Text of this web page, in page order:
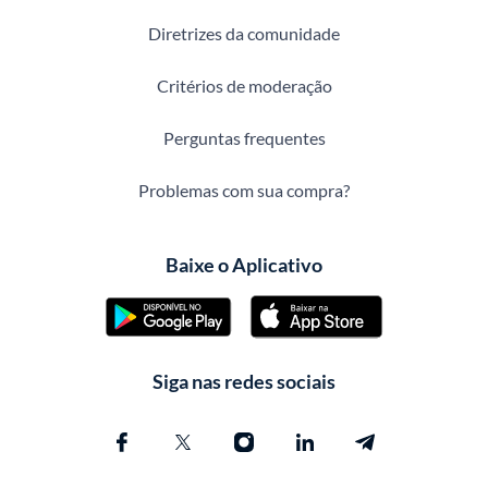
Diretrizes da comunidade
Critérios de moderação
Perguntas frequentes
Problemas com sua compra?
Baixe o Aplicativo
Siga nas redes sociais